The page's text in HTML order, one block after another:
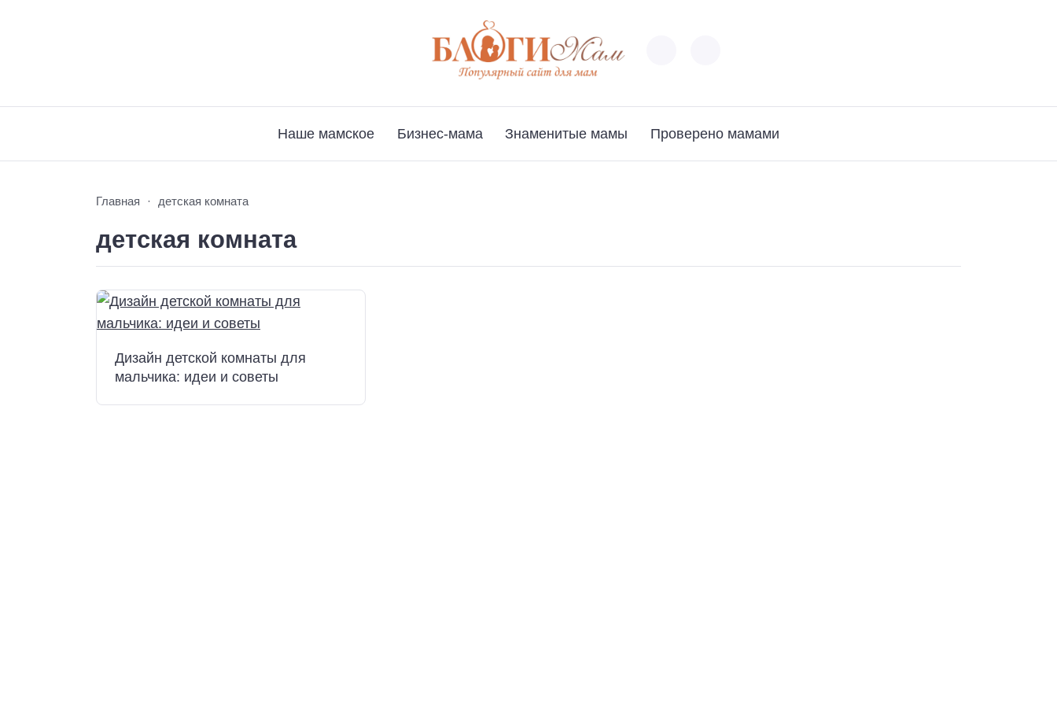
Наше мамское Бизнес-мама Знаменитые мамы Проверено мамами
Главная детская комната
детская комната
Дизайн детской комнаты для
мальчика: идеи и советы